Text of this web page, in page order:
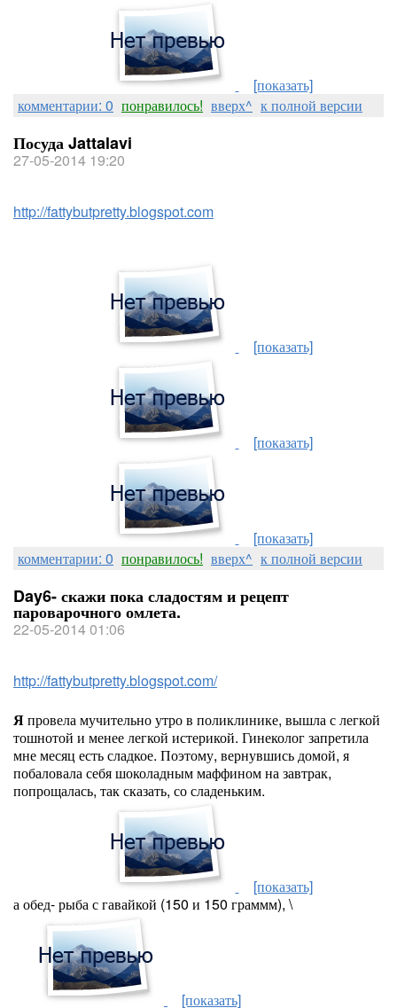
[показать]
комментарии: 0 понравилось! вверх^ к полной версии
Посуда Jattalavi
27-05-2014 19:20
http://fattybutpretty.blogspot.com
[показать]
[показать]
[показать]
комментарии: 0 понравилось! вверх^ к полной версии
Day6- скажи пока сладостям и рецепт
пароварочного омлета.
22-05-2014 01:06
http://fattybutpretty.blogspot.com/
Япровела мучительно утро в поликлинике, вышла с легкой
тошнотой и менее легкой истерикой. Гинеколог запретила
мне месяц есть сладкое. Поэтому, вернувшись домой, я
побаловала себя шоколадным маффином на завтрак,
попрощалась, так сказать, со сладеньким.
[показать]
а обед- рыба с гавайкой (150 и 150 граммм), \
[показать]